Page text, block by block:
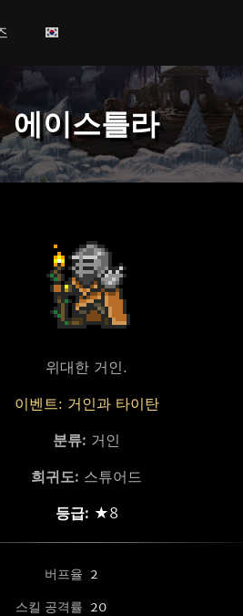
에이스틀라
위대한 거인.
이벤트: 거인과 타이탄
분류: 거인
희귀도: 스튜어드
등급: ★8
버프율 2
스킬 공격률 20